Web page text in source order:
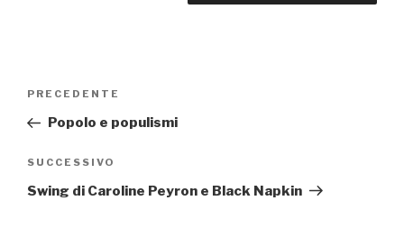
Navigazione
Articolo
precedente:
PRECEDENTE
Popolo e populismi
Articolo
successivo
SUCCESSIVO
Swing di Caroline Peyron e Black Napkin